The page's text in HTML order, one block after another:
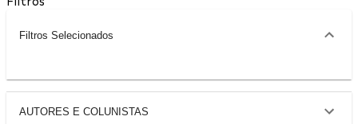
Filtros Selecionados
AUTORES E COLUNISTAS